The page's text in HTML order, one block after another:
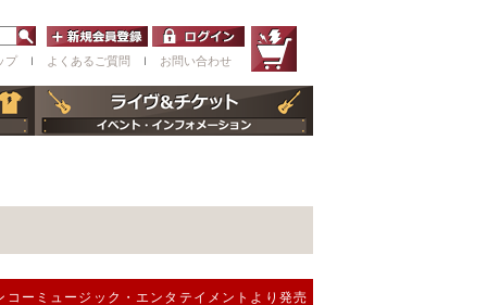
プ ｌ よくあるご質問 ｌ お問い合わせ
ーミュージック・エンタテイメントより発売